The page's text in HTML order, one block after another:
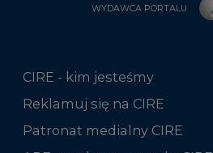
WYDAWCA PORTALU
CIRE - kim jesteśmy
Reklamuj się na CIRE
Patronat medialny CIRE